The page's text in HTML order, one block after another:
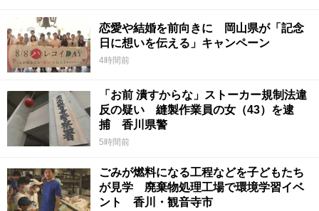
恋愛や結婚を前向きに 岡山県が「記念
日に想いを伝える」キャンペーン
4時間前
「お前 潰すからな」ストーカー規制法違
反の疑い 縫製作業員の女（43）を逮
捕 香川県警
5時間前
ごみが燃料になる工程などを子どもたち
が見学 廃棄物処理工場で環境学習イベ
ント 香川・観音寺市